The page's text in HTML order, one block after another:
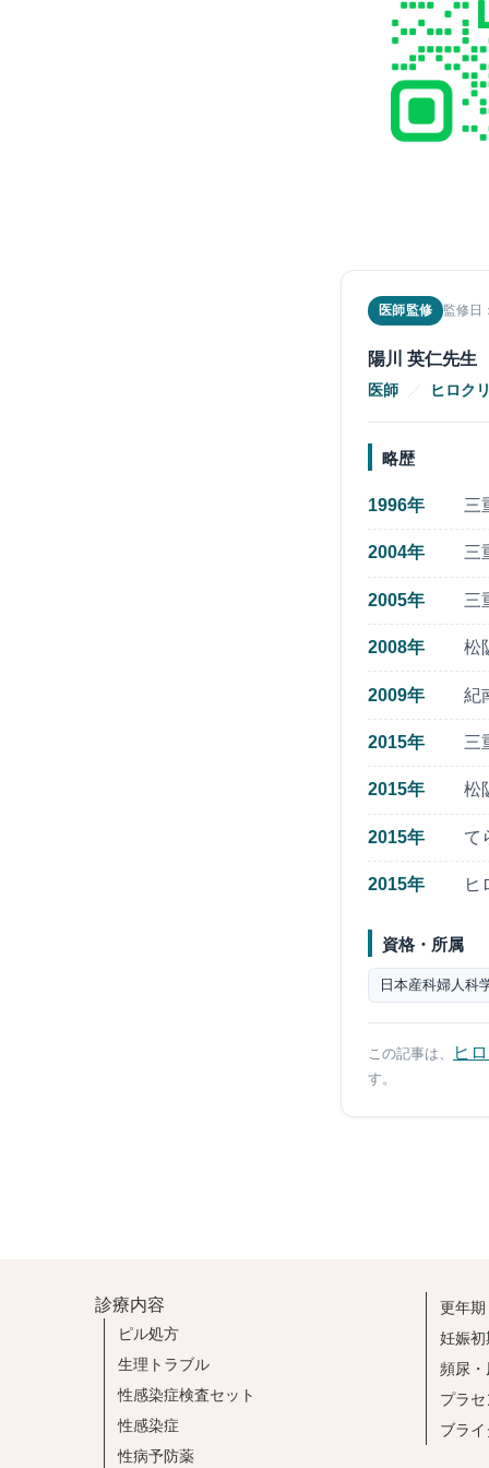
医師監修 監修日
陽川 英仁先生
医師 ／ ヒロク
略歴
1996年 三
2004年 三
2005年 三
2008年 松
2009年 紀
2015年 三
2015年 松
2015年 て
2015年 ヒ
資格・所属
日本産科婦人科
この記事は、 ヒ
す。
診療内容
ピル処方
生理トラブル
性感染症検査セット
性感染症
性病予防薬
更年期
妊娠
頻尿
プラ
ブラ